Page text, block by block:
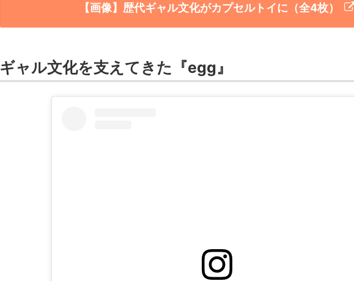
【画像】歴代ギャル文化がカプセルトイに（全4枚）
ギャル文化を支えてきた『egg』